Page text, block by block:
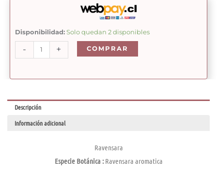
Disponibilidad: Solo quedan 2 disponibles
-
Ravensara
cantidad
+ COMPRAR
Descripción
Información adicional
Ravensara
Especie Botánica :Ravensara aromatica